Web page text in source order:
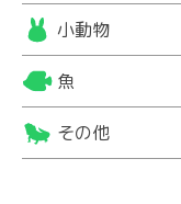
小動物
魚
その他